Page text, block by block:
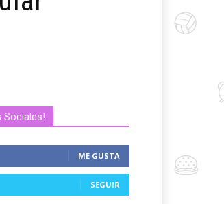
Sociales!
ME GUSTA
SEGUIR